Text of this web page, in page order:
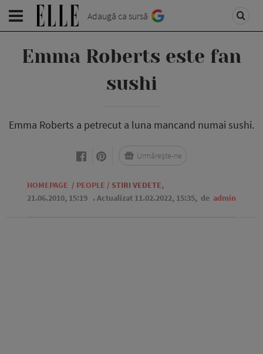
Adaugă ca sursă
Emma Roberts este fan
sushi
Emma Roberts a petrecut a luna mancand numai sushi.
HOMEPAGE / PEOPLE / STIRI VEDETE,
21.06.2010, 15:19 . Actualizat 11.02.2022, 15:35, de admin
Urmărește-ne